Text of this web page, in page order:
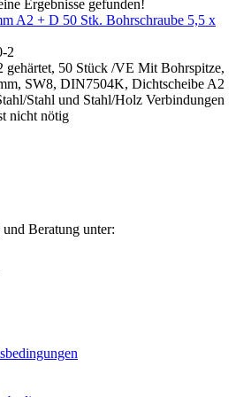
Ergebnisse gefunden!
Bohrschraube 5,5 x
2
gehärtet, 50 Stück /VE Mit Bohrspitze,
SW8, DIN7504K, Dichtscheibe A2
Stahl und Stahl/Holz Verbindungen
nicht nötig
Beratung unter: